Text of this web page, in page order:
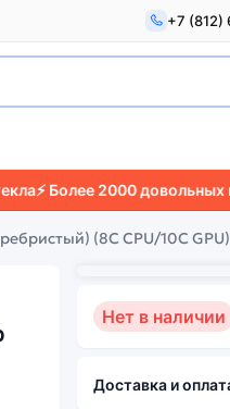
+7 (812)
Более 2000 довольных
(8C CPU/10C GPU)
Нет в наличии
Доставка и